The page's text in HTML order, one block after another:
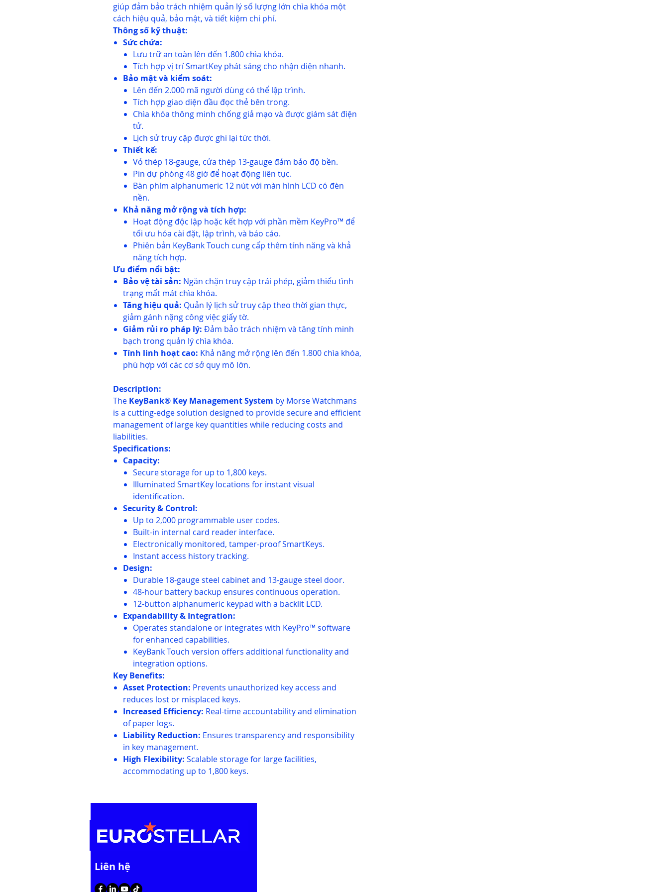
giúp đảm bảo trách nhiệm quản lý số lượng lớn chìa khóa một
cách hiệu quả, bảo mật, và tiết kiệm chi phí.
Thông số kỹ thuật:
Sức chứa:
Lưu trữ an toàn lên đến 1.800 chìa khóa.
Tích hợp vị trí SmartKey phát sáng cho nhận diện nhanh.
Bảo mật và kiểm soát:
Lên đến 2.000 mã người dùng có thể lập trình.
Tích hợp giao diện đầu đọc thẻ bên trong.
Chìa khóa thông minh chống giả mạo và được giám sát điện
tử.
Lịch sử truy cập được ghi lại tức thời.
Thiết kế:
Vỏ thép 18-gauge, cửa thép 13-gauge đảm bảo độ bền.
Pin dự phòng 48 giờ để hoạt động liên tục.
Bàn phím alphanumeric 12 nút với màn hình LCD có đèn
nền.
Khả năng mở rộng và tích hợp:
Hoạt động độc lập hoặc kết hợp với phần mềm KeyPro™ để
tối ưu hóa cài đặt, lập trình, và báo cáo.
Phiên bản KeyBank Touch cung cấp thêm tính năng và khả
năng tích hợp.
Ưu điểm nổi bật:
Bảo vệ tài sản: Ngăn chặn truy cập trái phép, giảm thiểu tình
trạng mất mát chìa khóa.
Tăng hiệu quả: Quản lý lịch sử truy cập theo thời gian thực,
giảm gánh nặng công việc giấy tờ.
Giảm rủi ro pháp lý: Đảm bảo trách nhiệm và tăng tính minh
bạch trong quản lý chìa khóa.
Tính linh hoạt cao: Khả năng mở rộng lên đến 1.800 chìa khóa,
phù hợp với các cơ sở quy mô lớn.
Description:
The KeyBank® Key Management System by Morse Watchmans
is a cutting-edge solution designed to provide secure and efficient
management of large key quantities while reducing costs and
liabilities.
Specifications:
Capacity:
Secure storage for up to 1,800 keys.
Illuminated SmartKey locations for instant visual
identification.
Security & Control:
Up to 2,000 programmable user codes.
Built-in internal card reader interface.
Electronically monitored, tamper-proof SmartKeys.
Instant access history tracking.
Design:
Durable 18-gauge steel cabinet and 13-gauge steel door.
48-hour battery backup ensures continuous operation.
12-button alphanumeric keypad with a backlit LCD.
Expandability & Integration:
Operates standalone or integrates with KeyPro™ software
for enhanced capabilities.
KeyBank Touch version offers additional functionality and
integration options.
Key Benefits:
Asset Protection: Prevents unauthorized key access and
reduces lost or misplaced keys.
Increased Efficiency: Real-time accountability and elimination
of paper logs.
Liability Reduction: Ensures transparency and responsibility
in key management.
High Flexibility: Scalable storage for large facilities,
accommodating up to 1,800 keys.
​Liên hệ